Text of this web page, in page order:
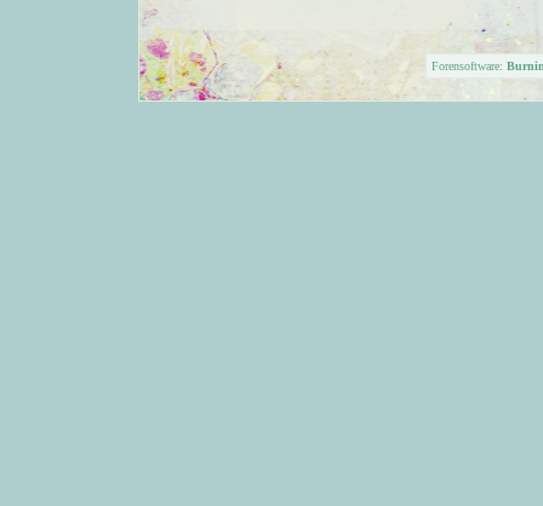
Forensoftware: